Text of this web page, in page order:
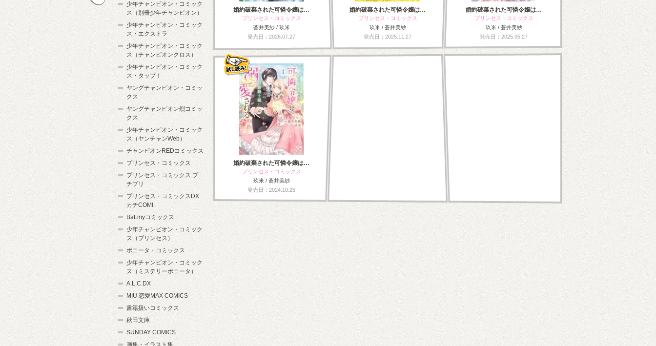
婚約破棄された可憐令嬢は…
プリンセス・コミックス
蒼井美紗 / 玖米
発売日：2026.07.27
婚約破棄された可憐令嬢は…
プリンセス・コミックス
玖米 / 蒼井美紗
発売日：2025.11.27
婚約破棄された可憐令嬢は…
プリンセス・コミックス
玖米 / 蒼井美紗
発売日：2025.05.27
婚約破棄された可憐令嬢は…
プリンセス・コミックス
玖米 / 蒼井美紗
発売日：2024.10.25
少年チャンピオン・コミック
ス（別冊少年チャンピオン）
少年チャンピオン・コミック
ス・エクストラ
少年チャンピオン・コミック
ス（チャンピオンクロス）
少年チャンピオン・コミック
ス・タップ！
ヤングチャンピオン・コミッ
クス
ヤングチャンピオン烈コミッ
クス
少年チャンピオン・コミック
ス（ヤンチャンWeb）
チャンピオンREDコミックス
プリンセス・コミックス
プリンセス・コミックス プ
チプリ
プリンセス・コミックスDX
カチCOMI
BaLmyコミックス
少年チャンピオン・コミック
ス（プリンセス）
ボニータ・コミックス
少年チャンピオン・コミック
ス（ミステリーボニータ）
A.L.C.DX
MIU 恋愛MAX COMICS
書籍扱いコミックス
秋田文庫
SUNDAY COMICS
画集・イラスト集